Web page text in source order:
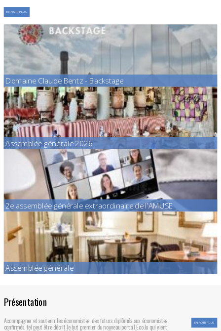
EN VOIR PLUS
Domaine Claude Bentz - Backstage
Assemblée générale 2026
2e assemblée générale extraordinaire de l’AMUSE
Assemblée générale
Présentation
Accompagner et soutenir les économistes, des futurs diplômés aux économistes
confirmés, tel peut être décrit le but premier du nouveau portail Eco.lu qui vient EN VOIR PLUS